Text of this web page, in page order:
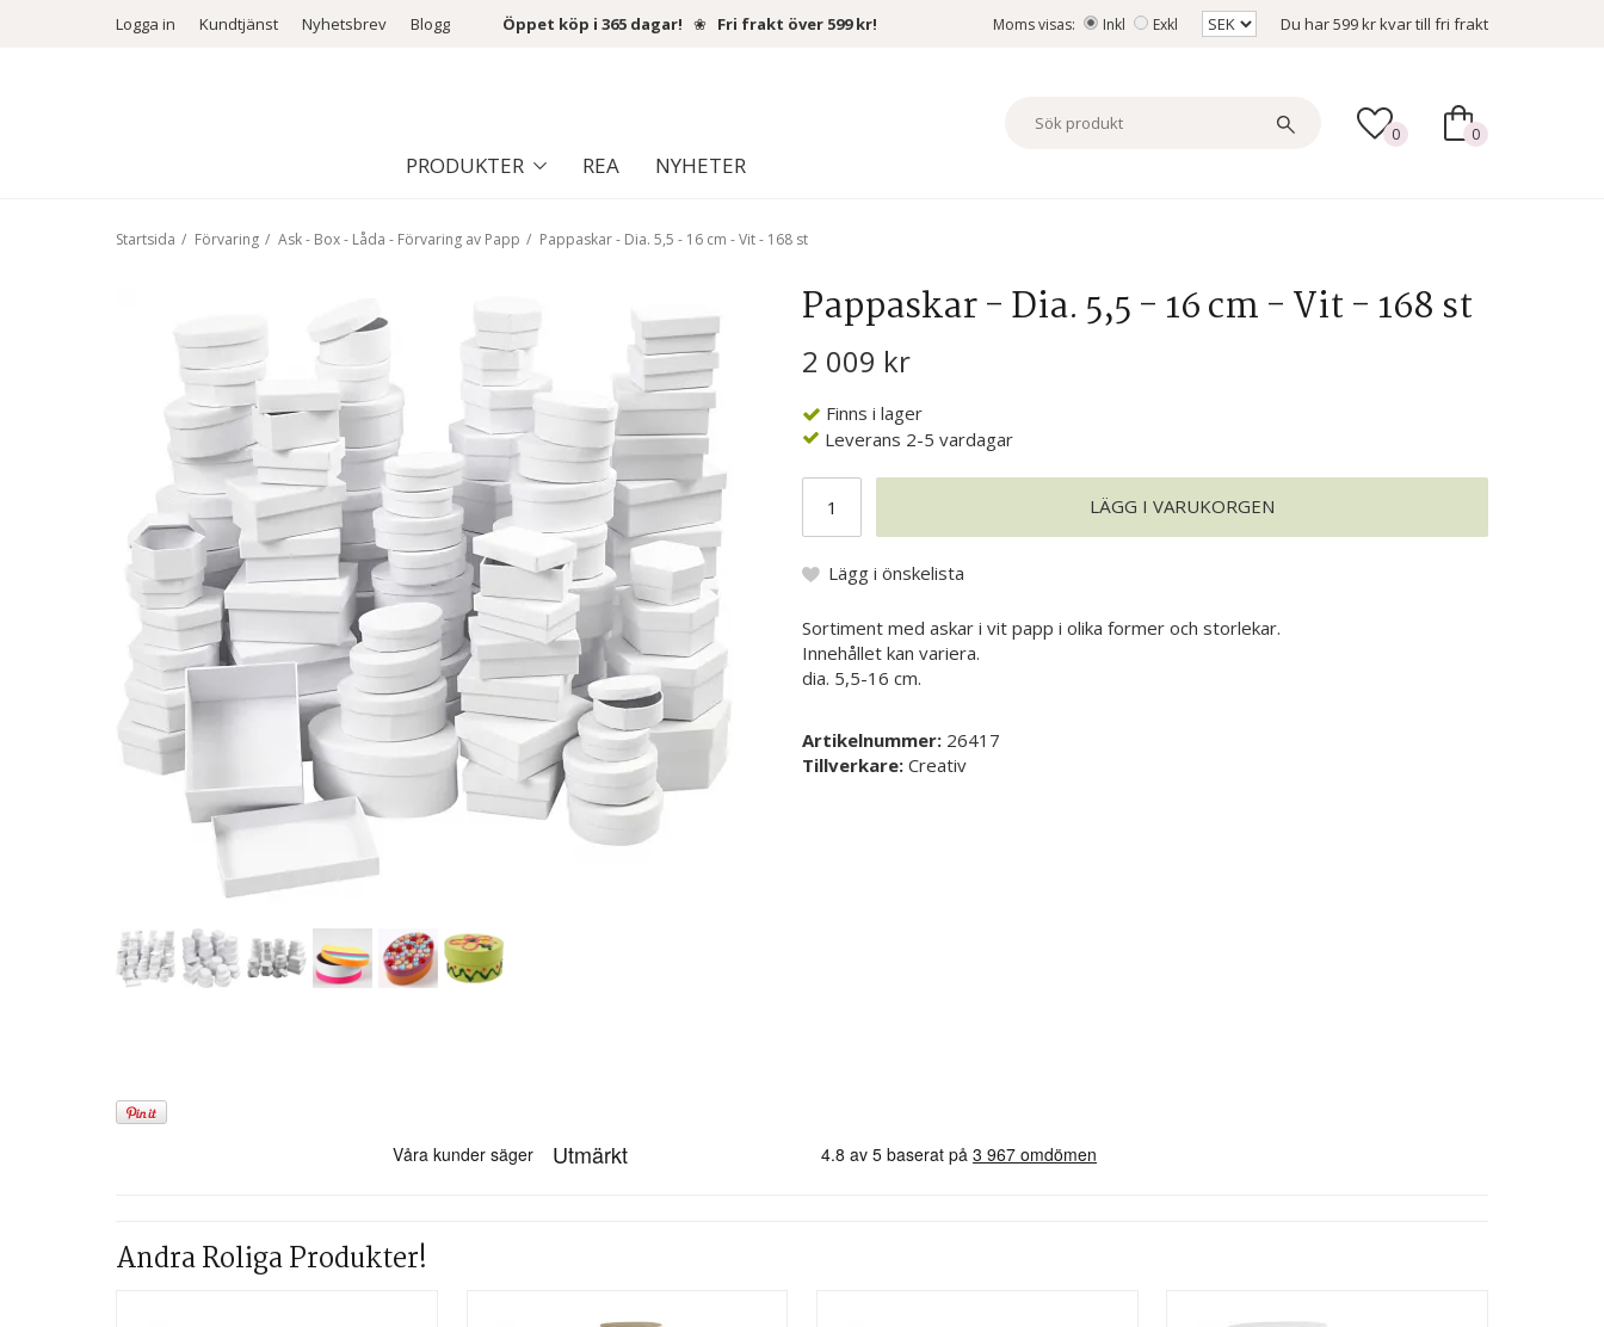
Logga in Kundtjänst Nyhetsbrev Blogg Öppet köp i 365 dagar! ❀ Fri frakt över 599 kr! Moms visas: Inkl Exkl Du har599 krkvar till fri frakt
PRODUKTER REA NYHETER
0 0
Startsida / Förvaring / Ask - Box - Låda - Förvaring av Papp / Pappaskar - Dia. 5,5 - 16 cm - Vit - 168 st
Pappaskar - Dia. 5,5 - 16 cm - Vit - 168 st
2 009 kr
Finns i lager
Leverans 2-5 vardagar
LÄGG I VARUKORGEN
Lägg i önskelista
Sortiment med askar i vit papp i olika former och storlekar.
Innehållet kan variera.
dia. 5,5-16 cm.
Artikelnummer: 26417
Tillverkare: Creativ
Andra Roliga Produkter!